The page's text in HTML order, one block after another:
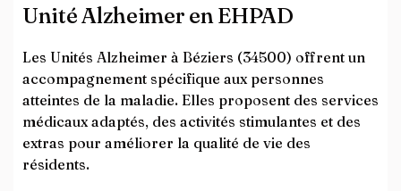
Unité Alzheimer en EHPAD
Les Unités Alzheimer à Béziers (34500) offrent un
accompagnement spécifique aux personnes
atteintes de la maladie. Elles proposent des services
médicaux adaptés, des activités stimulantes et des
extras pour améliorer la qualité de vie des
résidents.